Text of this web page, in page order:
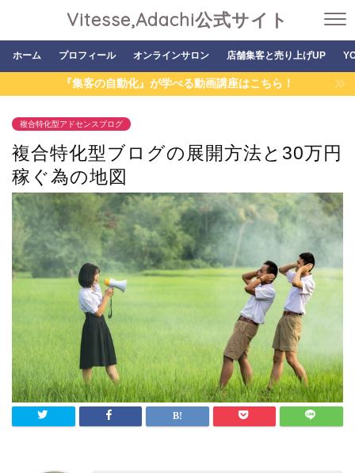
Vitesse,Adachi公式サイト
ホーム プロフィール オンラインサロン 店舗集客と売り上げUP
『集客の自動化』が学べる動画講座はこちら！
複合特化型アドセンスブログ
複合特化型ブログの展開方法と30万円
稼ぐ為の地図